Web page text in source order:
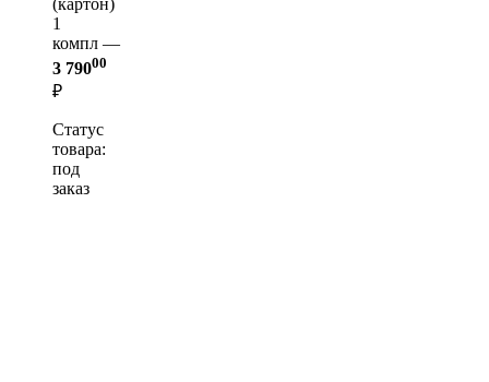
(картон)
1
компл —
3 79000
₽
Статус
товара:
под
заказ